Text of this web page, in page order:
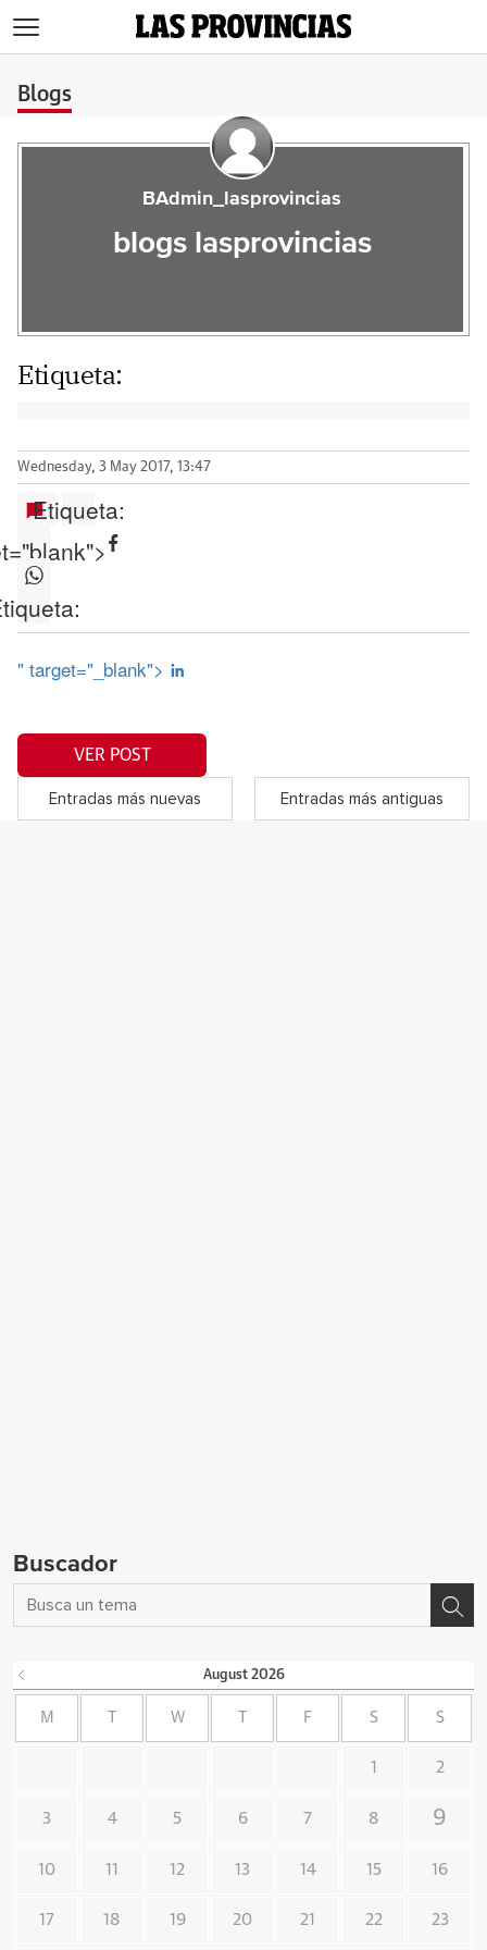
Blogs
BAdmin_lasprovincias
blogs lasprovincias
Etiqueta:
Wednesday, 3 May 2017, 13:47
Etiqueta:
" target="_blank">
VER POST
Entradas más nuevas Entradas más antiguas
Buscador
August 2026
M W F S S
1 2
3 4 5 6 7 8 9
10 11 12 13 14 15 16
17 18 19 20 21 22 23